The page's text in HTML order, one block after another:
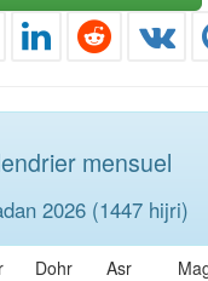
mensuel
2026 (1447 hijri)
Dohr Asr